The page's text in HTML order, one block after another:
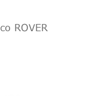
ROVER